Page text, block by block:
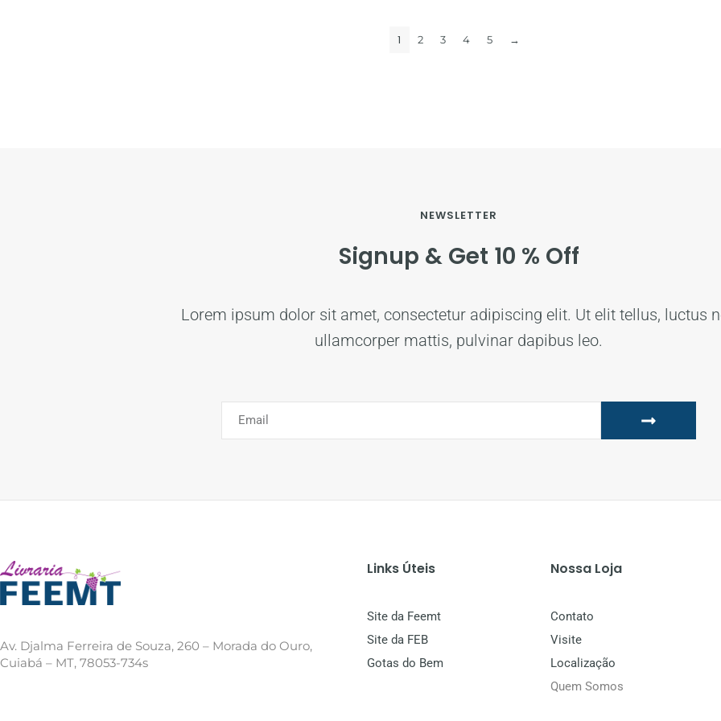
1 2 3 4 5 →
NEWSLETTER
Signup & Get 10 % Off
Lorem ipsum dolor sit amet, consectetur adipiscing elit. Ut elit tellus, luctus
ullamcorper mattis, pulvinar dapibus leo.
Av. Djalma Ferreira de Souza, 260 – Morada do Ouro,
Cuiabá – MT, 78053-734s
Links Úteis
Site da Feemt
Site da FEB
Gotas do Bem
Nossa Loja
Contato
Visite
Localização
Quem Somos